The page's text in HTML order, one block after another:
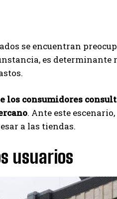
se encuentran
es
los consumidores
. Ante este
a las tiendas.
usuarios